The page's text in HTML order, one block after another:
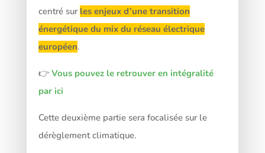
centré sur les enjeux d’une transition
énergétique du mix du réseau électrique
européen.
👉 Vous pouvez le retrouver en intégralité
par ici
Cette deuxième partie sera focalisée sur le
dérèglement climatique.